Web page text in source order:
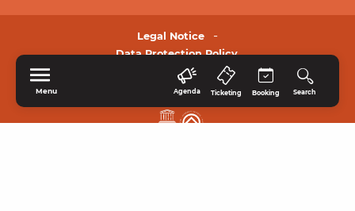
Menu Agenda Ticketing Booking Search
Legal Notice
Data Protection Policy.